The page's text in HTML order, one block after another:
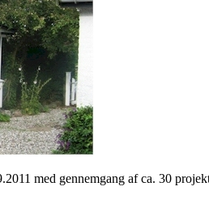
med gennemgang af ca. 30